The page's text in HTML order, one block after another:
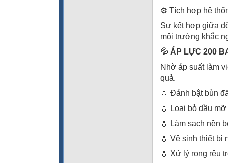
⚙️ Tích hợp hệ
Sự kết hợp giữa
môi trường khắc
💦 ÁP LỰC 200
Nhờ áp suất làm
quả.
💧 Đánh bật bùn
💧 Loại bỏ dầu
💧 Làm sạch nền
💧 Vệ sinh thiết bị
💧 Xử lý rong rêu